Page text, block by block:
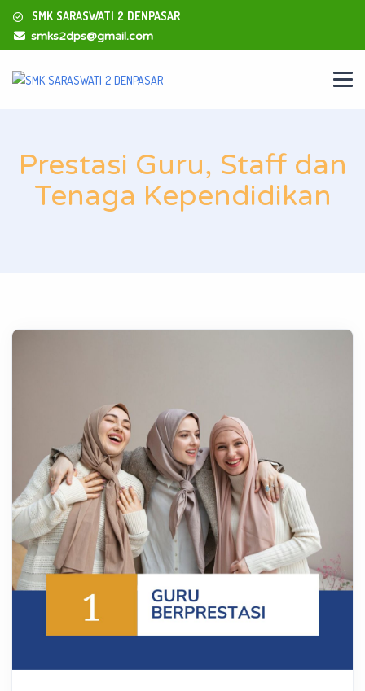
SMK SARASWATI 2 DENPASAR
smks2dps@gmail.com
Prestasi Guru, Staff dan
Tenaga Kependidikan